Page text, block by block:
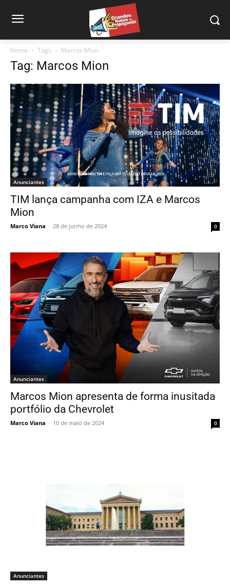
Home Tags Marcos Mion
Tag: Marcos Mion
Anunciantes
TIM lança campanha com IZA e Marcos
Mion
Marco Viana - 28 de junho de 2024 0
Anunciantes
Marcos Mion apresenta de forma inusitada
portfólio da Chevrolet
Marco Viana - 10 de maio de 2024 0
Anunciantes